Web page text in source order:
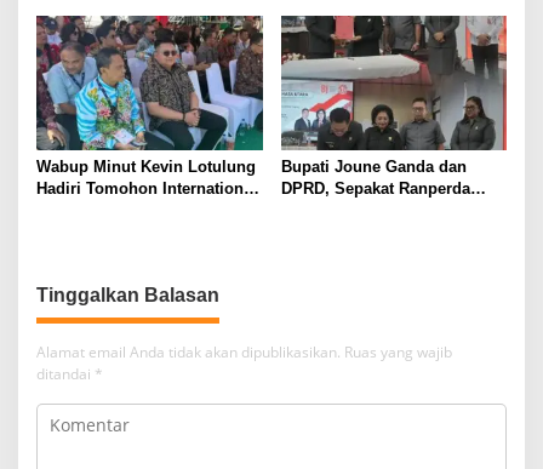
Penanggulangan Bencana
Wabup Minut Kevin Lotulung
Hadiri Tomohon International
Bupati Joune Ganda dan
DPRD, Sepakat Ranperda
Tinggalkan Balasan
Alamat email Anda tidak akan dipublikasikan. Ruas yang wajib
ditandai *